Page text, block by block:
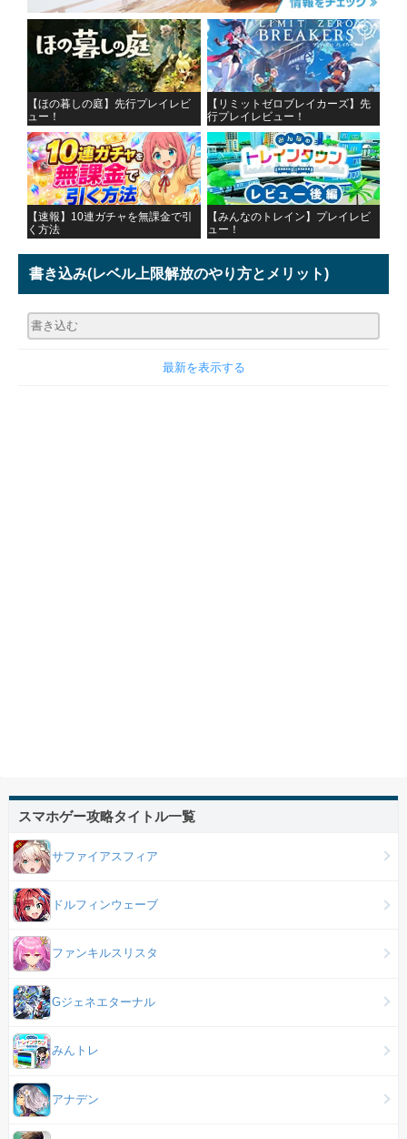
【ほの暮しの庭】先行プレイレビ
ュー！
【リミットゼロブレイカーズ】先
行プレイレビュー！
【速報】10連ガチャを無課金で引
く方法
【みんなのトレイン】プレイレビ
ュー！
書き込み(レベル上限解放のやり方とメリット)
最新を表示する
スマホゲー攻略タイトル一覧
サファイアスフィア
ドルフィンウェーブ
ファンキルスリスタ
Gジェネエターナル
みんトレ
アナデン